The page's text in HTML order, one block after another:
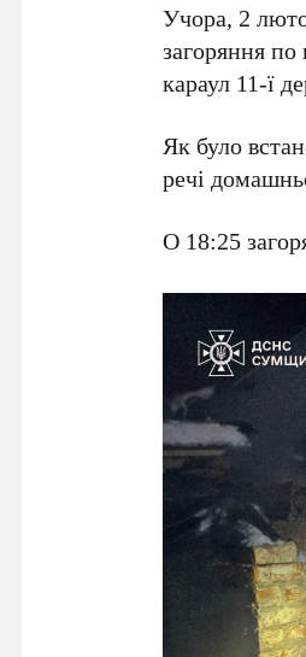
Учора, 2
загоряння
караул 11-ї
Як було
речі
О 18:25